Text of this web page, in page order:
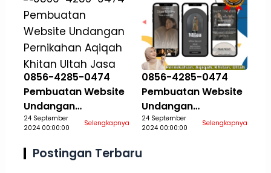
0856-4285-0474
Pembuatan Website
Undangan
Pernikahan Aqiqah
Aceh Tamiang
24 September
2024 00:00:00
Selengkapnya
0856-4285-0474
Pembuatan Website
Undangan
Pernikahan Aqiqah
Aceh Tengah
24 September
2024 00:00:00
Selengkapnya
Postingan Terbaru